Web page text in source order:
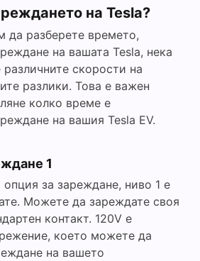
на Tesla?
да разберете времето,
на вашата Tesla, нека
скорости на
разлики. Това е важен
колко време е
на вашия Tesla EV.
1
опция за зареждане, ниво 1 е
Можете да зареждате своя
контакт. 120V е
което можете да
на вашето